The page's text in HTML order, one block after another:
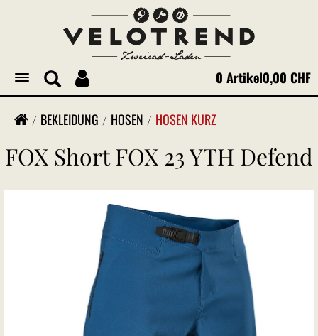
Toggle
navigation
0 Artikel0,00 CHF
BEKLEIDUNG HOSEN HOSEN KURZ
FOX Short FOX 23 YTH Defend